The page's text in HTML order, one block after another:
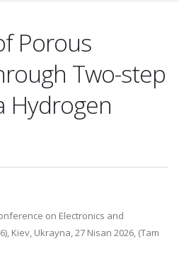
Porous
Two-step
Hydrogen
on Electronics and
Kiev, Ukrayna, 27 Nisan 2026, (Tam